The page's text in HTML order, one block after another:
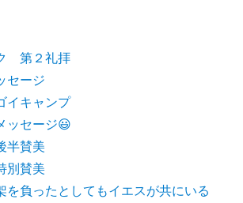
第２礼拝
セージ
イキャンプ
セージ😃
半賛美
別賛美
を負ったとしてもイエスが共にいる